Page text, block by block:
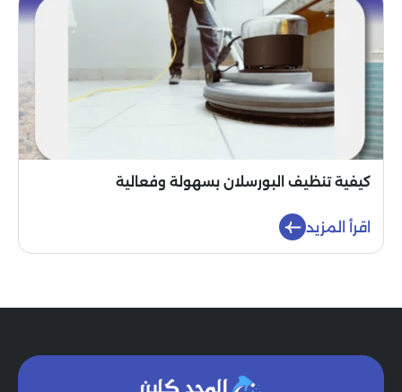
كيفية تنظيف البورسلان بسهولة وفعالية
اقرأ المزيد